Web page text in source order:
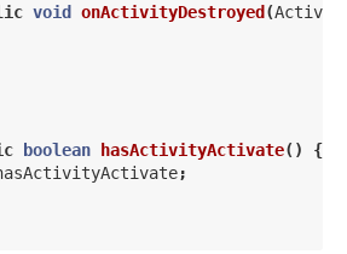
void onActivityDestroyed (
boolean hasActivityActivate()
{
;